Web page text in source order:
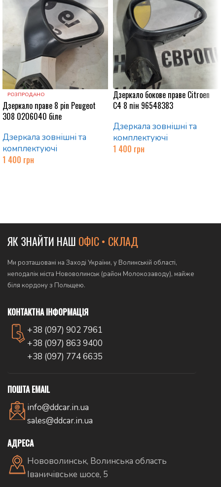
РОЗПРОДАНО
Дзеркало праве 8 pin Peugeot
308 0206040 біле
Дзеркала зовнішні та
комплектуючі
1 400 грн
Дзеркало бокове праве Citroen
C4 8 пін 96548383
Дзеркала зовнішні та
комплектуючі
1 400 грн
ЯК ЗНАЙТИ НАШ ОФІС • СКЛАД
Ми розташовані на Заході України, у Волинській області,
неподалік міста Нововолинськ (район Молокозаводу), майже
біля кордону з Польщею.
КОНТАКТНА ІНФОРМАЦІЯ
+38 (097) 902 7961
+38 (097) 863 9400
+38 (097) 774 6635
ПОШТА EMAIL
info@ddcar.in.ua
sales@ddcar.in.ua
АДРЕСА
Нововолинськ, Волинська область
Іваничівське шосе, 5